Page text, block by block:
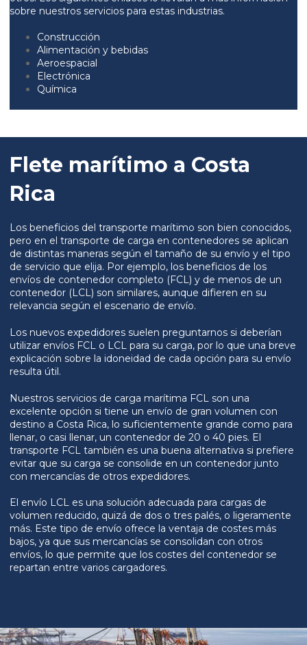
sobre nuestros servicios para estas industrias.
Construcción
Alimentación y bebidas
Aeroespacial
Electrónica
Química
Flete marítimo a Costa
Rica
Los beneficios del transporte marítimo son bien conocidos,
pero en el transporte de carga en contenedores se aplican
de distintas maneras según el tamaño de su envío y el tipo
de servicio que elija. Por ejemplo, los beneficios de los
envíos de contenedor completo (FCL) y de menos de un
contenedor (LCL) son similares, aunque difieren en su
relevancia según el escenario de envío.
Los nuevos expedidores suelen preguntarnos si deberían
utilizar envíos FCL o LCL para su carga, por lo que una breve
explicación sobre la idoneidad de cada opción para su envío
resulta útil.
Nuestros servicios de carga marítima FCL son una
excelente opción si tiene un envío de gran volumen con
destino a Costa Rica, lo suficientemente grande como para
llenar, o casi llenar, un contenedor de 20 o 40 pies. El
transporte FCL también es una buena alternativa si prefiere
evitar que su carga se consolide en un contenedor junto
con mercancías de otros expedidores.
El envío LCL es una solución adecuada para cargas de
volumen reducido, quizá de dos o tres palés, o ligeramente
más. Este tipo de envío ofrece la ventaja de costes más
bajos, ya que sus mercancías se consolidan con otros
envíos, lo que permite que los costes del contenedor se
repartan entre varios cargadores.